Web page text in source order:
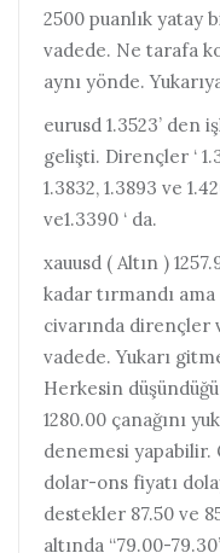
2500 puanlık yatay
vadede. Ne tarafa
aynı yönde.
eurusd 1.3523’ den
gelişti. Dirençler ‘
1.3832, 1.3893 ve
ve1.3390 ‘ da.
xauusd ( Altın )
kadar tırmandı ama
civarında dirençler
vadede. Yukarı
Herkesin
1280.00 çanağını
denemesi yapabilir.
dolar-ons fiyatı
destekler 87.50 ve
altında “79.00-